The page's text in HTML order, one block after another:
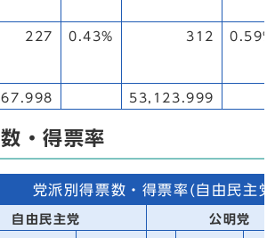
227 0.43% 312 0.59%
53,123.999
・得票率
党派別得票数・得票率(自由民主
自由民主党 公明党